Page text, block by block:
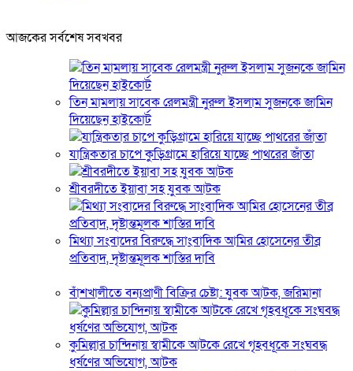
আজকের সর্বশেষ সবখবর
তিন মামলায় সাবেক রেলমন্ত্রী নুরুল ইসলাম সুজনকে জামিন
দিয়েছেন হাইকোর্ট
যান্ত্রিকতার চাপে কুড়িগ্রামে হারিয়ে যাচ্ছে পাথরের জাঁতা
শ্রীবরদীতে ইয়াবা সহ যুবক আটক
মিথ্যা সংবাদের বিরুদ্ধে সাংবাদিক আমির হোসেনের তীব্র
প্রতিবাদ, দৃষ্টান্তমূলক শাস্তির দাবি
বাঁশখালীতে বন্যপ্রাণী বিক্রির চেষ্টা: যুবক আটক, জরিমানা
কুমিল্লার চান্দিনায় স্বামীকে আটকে রেখে গৃহবধূকে সংঘবদ্ধ
ধর্ষণের অভিযোগ, আটক